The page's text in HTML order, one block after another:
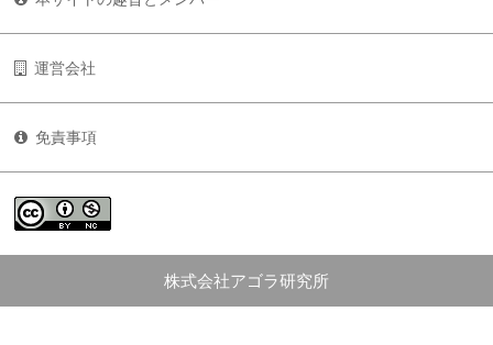
運営会社
免責事項
株式会社アゴラ研究所